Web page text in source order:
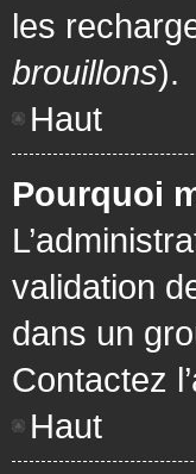
les
brouillons).
Haut
Pourquoi
validation
dans un
Contactez
Haut